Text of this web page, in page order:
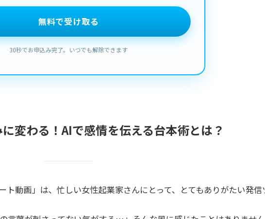
変わる！AIで感情を伝える台本術とは？
ト動画」は、忙しい女性起業家さんにとって、とてもありがたい発信